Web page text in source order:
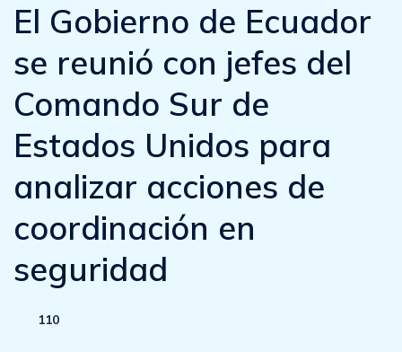
El Gobierno de Ecuador
se reunió con jefes del
Comando Sur de
Estados Unidos para
analizar acciones de
coordinación en
seguridad
110